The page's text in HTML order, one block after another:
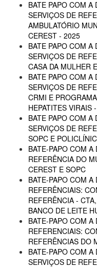
BATE PAPO COM A
SERVIÇOS DE
AMBULATÓRIO
CEREST - 2025
BATE PAPO COM A
SERVIÇOS DE
CASA DA MULHER
BATE PAPO COM A
SERVIÇOS DE
CRMI E
HEPATITES VIRAIS
BATE PAPO COM A
SERVIÇOS DE
SOPC E
BATE-PAPO COM A
REFERÊNCIA DO
CEREST E SOPC
BATE-PAPO COM A
REFERÊNCIAIS:
REFERÊNCIA -
BANCO DE LEITE
BATE-PAPO COM A
REFERENCIAIS:
REFERÊNCIAS DO
BATE-PAPO COM
SERVIÇOS DE